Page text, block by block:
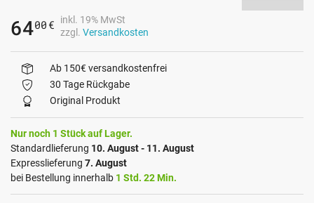
6400 €
inkl. 19% MwSt
zzgl. Versandkosten
Ab 150€ versandkostenfrei
30 Tage Rückgabe
Original Produkt
Nur noch 1 Stück auf Lager.
Standardlieferung 10. August - 11. August
Expresslieferung 7. August
bei Bestellung innerhalb 1 Std. 22 Min.